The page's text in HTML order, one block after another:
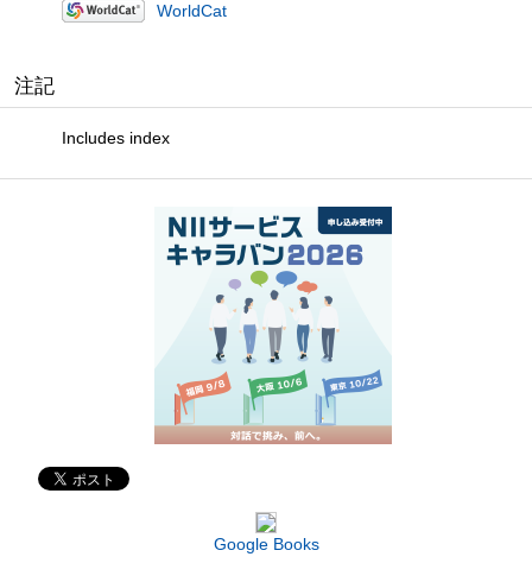
WorldCat
注記
Includes index
Google Books